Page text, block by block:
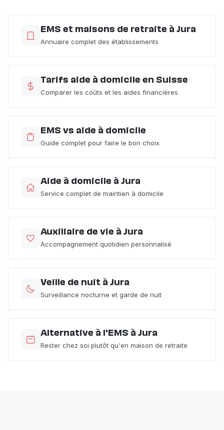
EMS et maisons de retraite à Jura
Annuaire complet des établissements
Tarifs aide à domicile en Suisse
Comparer les coûts et les aides financières
EMS vs aide à domicile
Guide complet pour faire le bon choix
Aide à domicile à Jura
Service complet de maintien à domicile
Auxiliaire de vie à Jura
Accompagnement quotidien personnalisé
Veille de nuit à Jura
Surveillance nocturne et garde de nuit
Alternative à l'EMS à Jura
Rester chez soi plutôt qu'en maison de retraite